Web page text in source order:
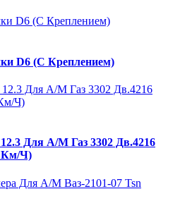
D6 (С Креплением)
Для А/М Газ 3302 Дв.4216
Км/Ч)